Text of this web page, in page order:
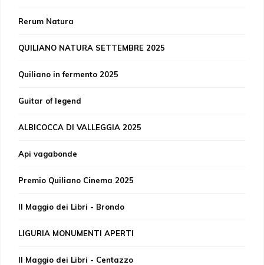
Rerum Natura
QUILIANO NATURA SETTEMBRE 2025
Quiliano in fermento 2025
Guitar of legend
ALBICOCCA DI VALLEGGIA 2025
Api vagabonde
Premio Quiliano Cinema 2025
Il Maggio dei Libri - Brondo
LIGURIA MONUMENTI APERTI
Il Maggio dei Libri - Centazzo